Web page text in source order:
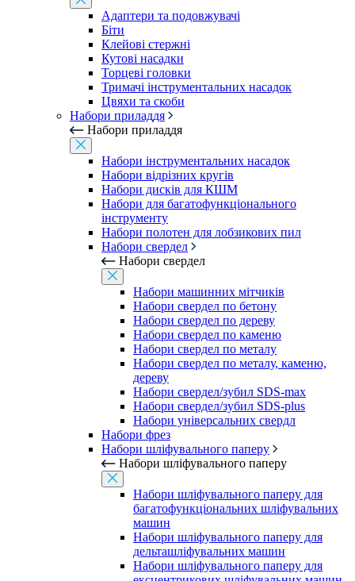
Адаптери та подовжувачі
Біти
Клейові стержні
Кутові насадки
Торцеві головки
Тримачі інструментальних насадок
Цвяхи та скоби
Набори приладдя
Набори приладдя
Набори інструментальних насадок
Набори відрізних кругів
Набори дисків для КШМ
Набори для багатофункціонального
інструменту
Набори полотен для лобзикових пил
Набори свердел
Набори свердел
Набори машинних мітчиків
Набори свердел по бетону
Набори свердел по дереву
Набори свердел по каменю
Набори свердел по металу
Набори свердел по металу, каменю,
дереву
Набори свердел/зубил SDS-max
Набори свердел/зубил SDS-plus
Набори універсальних свердл
Набори фрез
Набори шліфувального паперу
Набори шліфувального паперу
Набори шліфувального паперу для
багатофункціональних шліфувальних
машин
Набори шліфувального паперу для
дельташліфувальних машин
Набори шліфувального паперу для